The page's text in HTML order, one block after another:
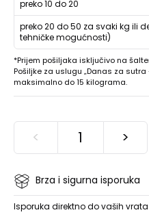
preko 10 do 20
preko 20 do 50 za svaki kg ili
tehničke mogućnosti)
*Prijem pošiljaka isključivo na
Pošiljke za uslugu „Danas za
maksimalno do 15 kilograma.
< >
Brza i sigurna isporuka
Isporuka direktno do vaših